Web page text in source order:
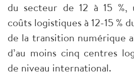
du secteur de 12 à 15 %,
coûts logistiques à 12-15 %
de la transition numérique
d’au moins cinq centres
de niveau international.